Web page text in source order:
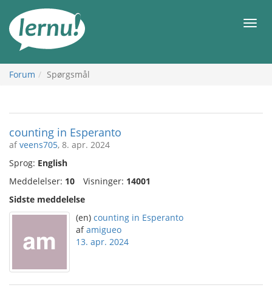
indholdet
Forum Spørgsmål
counting in Esperanto
afveens705, 8. apr. 2024
Sprog: English
Meddelelser: 10 Visninger: 14001
Sidste meddelelse
(en) counting in Esperanto
afamigueo
13. apr. 2024